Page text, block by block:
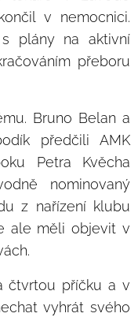
v nemocnici.
plány na aktivní
přeboru
Bruno Belan a
předčili AMK
Petra Kvěcha
nominovaný
z nařízení klubu
ale měli objevit v
čtvrtou příčku a v
vyhrát svého